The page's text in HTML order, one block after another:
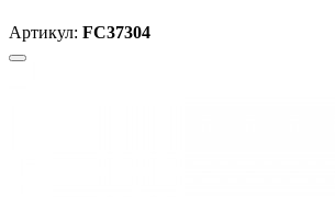
Артикул: FC37304